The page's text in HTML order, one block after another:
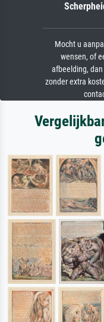
Mocht u
wensen, of
afbeelding,
zonder extra